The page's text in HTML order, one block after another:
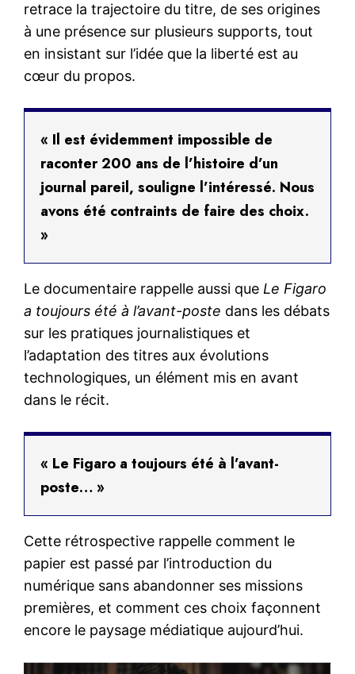
retrace la trajectoire du titre, de ses origines
à une présence sur plusieurs supports, tout
en insistant sur l’idée que la liberté est au
cœur du propos.
« Il est évidemment impossible de
raconter 200 ans de l’histoire d’un
journal pareil, souligne l’intéressé. Nous
avons été contraints de faire des choix.
»
Le documentaire rappelle aussi que Le Figaro
a toujours été à l’avant-poste dans les débats
sur les pratiques journalistiques et
l’adaptation des titres aux évolutions
technologiques, un élément mis en avant
dans le récit.
« Le Figaro a toujours été à l’avant-
poste… »
Cette rétrospective rappelle comment le
papier est passé par l’introduction du
numérique sans abandonner ses missions
premières, et comment ces choix façonnent
encore le paysage médiatique aujourd’hui.